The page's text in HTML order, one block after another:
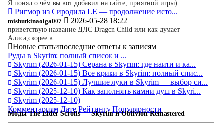
Я понял о чём вы вот добавил на сайте, приятной игры)
Ригмор из Сиродила LE — продолжение исто...
mishutkinaolga007 2026-05-28 18:22
приветствую название ДЛС Dragon Child или как думает
Алиса,скорее в...
Новые статьипоследние ответы к записям
Руды в Skyrim: полный список и ...
Skyrim (2026-01-15) Серана в Skyrim: где найти и ка...
Skyrim (2026-01-15) Все крики в Skyrim: полный спис...
Skyrim (2026-01-15) Лучшие луки в Skyrim — выбор си...
Skyrim (2025-12-10) Как заполнять камни душ в Skyri...
Skyrim (2025-12-10)
Комментариям Дате Рейтингу Популярности
Моды The Elder Scrolls — Skyrim и Oblivion Remastered